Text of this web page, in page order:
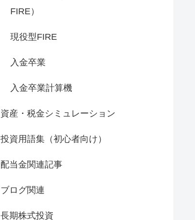
FIRE）
現役型FIRE
入金卒業
入金卒業計算機
資産・税金シミュレーション
投資用語集（初心者向け）
配当金関連記事
ブログ関連
長期株式投資